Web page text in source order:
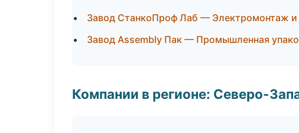
Завод СтанкоПроф Лаб — Электромонтаж
Завод Assembly Пак — Промышленная
Компании в регионе: Северо-